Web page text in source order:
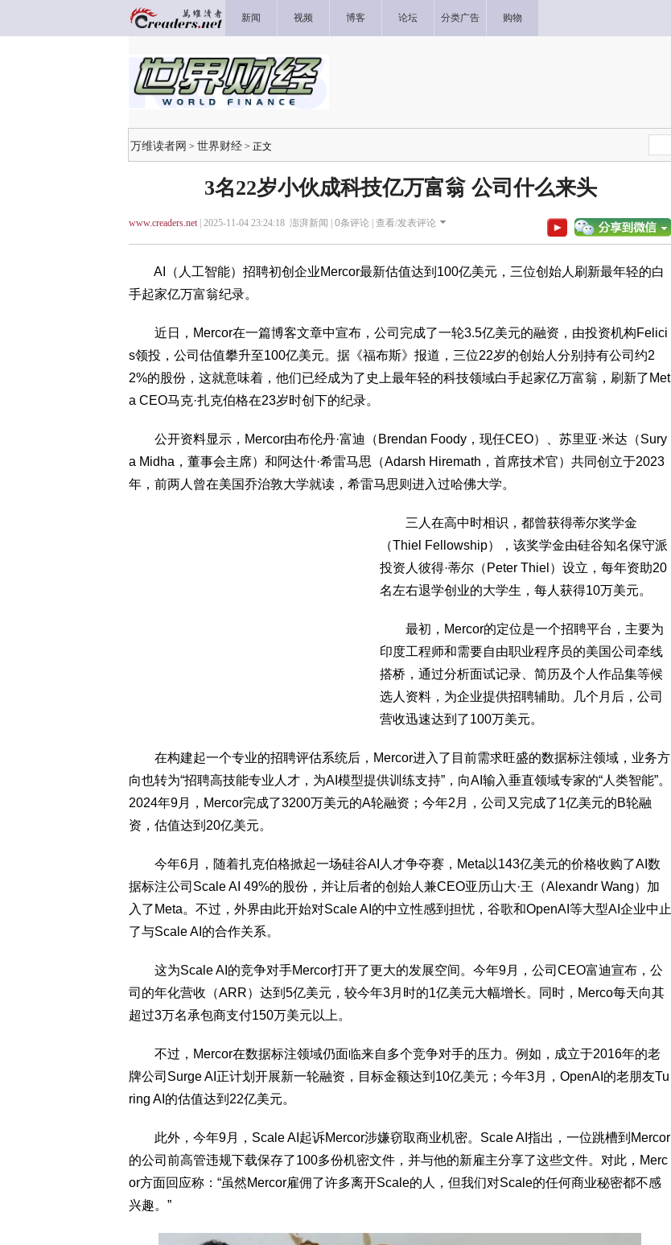
新闻 视频 博客 论坛 分类广告 购物
万维读者网 > 世界财经 > 正文
3名22岁小伙成科技亿万富翁 公司什么来头
www.creaders.net| 2025-11-04 23:24:18 澎湃新闻 | 0条评论 | 查看/发表评论
AI（人工智能）招聘初创企业Mercor最新估值达到100亿美元，三位创始人刷新最年轻的白
手起家亿万富翁纪录。
近日，Mercor在一篇博客文章中宣布，公司完成了一轮3.5亿美元的融资，由投资机构Felici
s领投，公司估值攀升至100亿美元。据《福布斯》报道，三位22岁的创始人分别持有公司约2
2%的股份，这就意味着，他们已经成为了史上最年轻的科技领域白手起家亿万富翁，刷新了Met
a CEO马克·扎克伯格在23岁时创下的纪录。
公开资料显示，Mercor由布伦丹·富迪（Brendan Foody，现任CEO）、苏里亚·米达（Sury
a Midha，董事会主席）和阿达什·希雷马思（Adarsh Hiremath，首席技术官）共同创立于2023
年，前两人曾在美国乔治敦大学就读，希雷马思则进入过哈佛大学。
三人在高中时相识，都曾获得蒂尔奖学金
（Thiel Fellowship），该奖学金由硅谷知名保守派
投资人彼得·蒂尔（Peter Thiel）设立，每年资助20
名左右退学创业的大学生，每人获得10万美元。
最初，Mercor的定位是一个招聘平台，主要为
印度工程师和需要自由职业程序员的美国公司牵线
搭桥，通过分析面试记录、简历及个人作品集等候
选人资料，为企业提供招聘辅助。几个月后，公司
营收迅速达到了100万美元。
在构建起一个专业的招聘评估系统后，Mercor进入了目前需求旺盛的数据标注领域，业务方
向也转为“招聘高技能专业人才，为AI模型提供训练支持”，向AI输入垂直领域专家的“人类智能”。
2024年9月，Mercor完成了3200万美元的A轮融资；今年2月，公司又完成了1亿美元的B轮融
资，估值达到20亿美元。
今年6月，随着扎克伯格掀起一场硅谷AI人才争夺赛，Meta以143亿美元的价格收购了AI数
据标注公司Scale AI 49%的股份，并让后者的创始人兼CEO亚历山大·王（Alexandr Wang）加
入了Meta。不过，外界由此开始对Scale AI的中立性感到担忧，谷歌和OpenAI等大型AI企业中止
了与Scale AI的合作关系。
这为Scale AI的竞争对手Mercor打开了更大的发展空间。今年9月，公司CEO富迪宣布，公
司的年化营收（ARR）达到5亿美元，较今年3月时的1亿美元大幅增长。同时，Merco每天向其
超过3万名承包商支付150万美元以上。
不过，Mercor在数据标注领域仍面临来自多个竞争对手的压力。例如，成立于2016年的老
牌公司Surge AI正计划开展新一轮融资，目标金额达到10亿美元；今年3月，OpenAI的老朋友Tu
ring AI的估值达到22亿美元。
此外，今年9月，Scale AI起诉Mercor涉嫌窃取商业机密。Scale AI指出，一位跳槽到Mercor
的公司前高管违规下载保存了100多份机密文件，并与他的新雇主分享了这些文件。对此，Merc
or方面回应称：“虽然Mercor雇佣了许多离开Scale的人，但我们对Scale的任何商业秘密都不感
兴趣。”